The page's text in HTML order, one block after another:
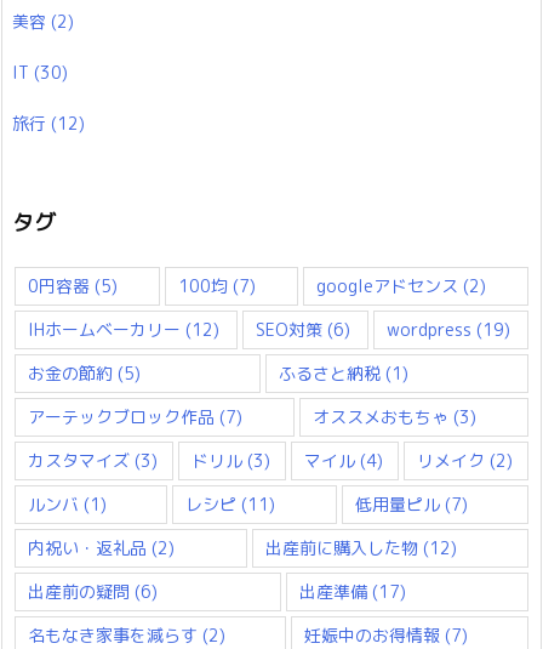
美容 (2)
IT (30)
旅行 (12)
タグ
0円容器 (5) 100均 (7) googleアドセンス (2)
IHホームベーカリー (12) SEO対策 (6) wordpress (19)
お金の節約 (5) ふるさと納税 (1)
アーテックブロック作品 (7) オススメおもちゃ (3)
カスタマイズ (3) ドリル (3) マイル (4) リメイク (2)
ルンバ (1) レシピ (11) 低用量ピル(7)
内祝い・返礼品 (2) 出産前に購入した物(12)
出産前の疑問 (6) 出産準備(17)
名もなき家事を減らす (2) 妊娠中のお得情報 (7)